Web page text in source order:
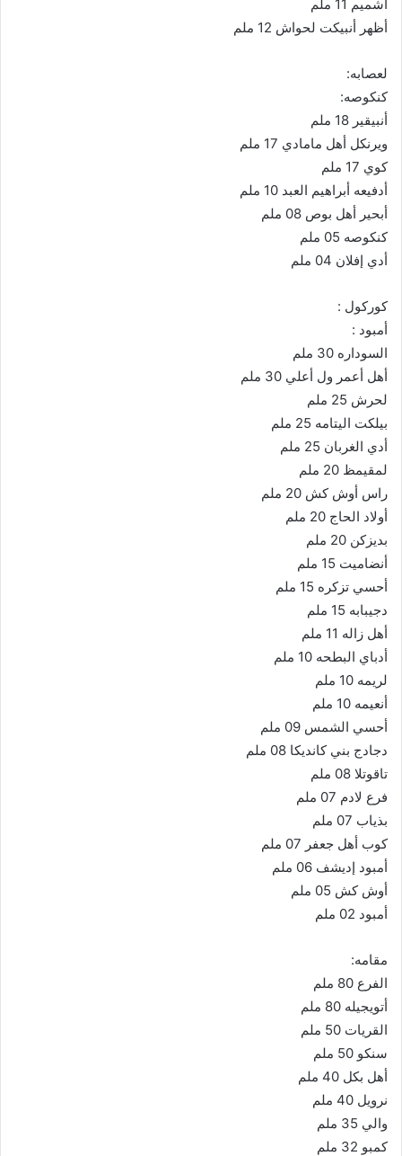
أشميم 11 ملم
أظهر أنبيكت لحواش 12 ملم
لعصابه:
كنكوصه:
أنبيقير 18 ملم
ويرنكل أهل مامادي 17 ملم
كوي 17 ملم
أدفيعه أبراهيم العبد 10 ملم
أبحير أهل بوص 08 ملم
كنكوصه 05 ملم
أدي إفلان 04 ملم
كوركول :
أمبود :
السوداره 30 ملم
أهل أعمر ول أعلي 30 ملم
لحرش 25 ملم
بيلكت اليتامه 25 ملم
أدي الغربان 25 ملم
لمقيمظ 20 ملم
راس أوش كش 20 ملم
أولاد الحاج 20 ملم
بديزكن 20 ملم
أنضاميت 15 ملم
أحسي تزكره 15 ملم
دجيبابه 15 ملم
أهل زاله 11 ملم
أدباي البطحه 10 ملم
لريمه 10 ملم
أنعيمه 10 ملم
أحسي الشمس 09 ملم
دجادج بني كانديكا 08 ملم
تاقوتلا 08 ملم
فرع لادم 07 ملم
بذياب 07 ملم
كوب أهل جعفر 07 ملم
أمبود إديشف 06 ملم
أوش كش 05 ملم
أمبود 02 ملم
مقامه:
الفرع 80 ملم
أتويجيله 80 ملم
القريات 50 ملم
سنكو 50 ملم
أهل بكل 40 ملم
نرويل 40 ملم
والي 35 ملم
كمبو 32 ملم